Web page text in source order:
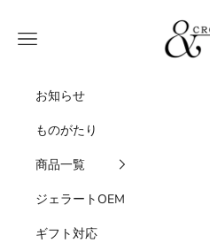
メニュー
お知らせ
ものがたり
商品一覧
ジェラートOEM
ギフト対応